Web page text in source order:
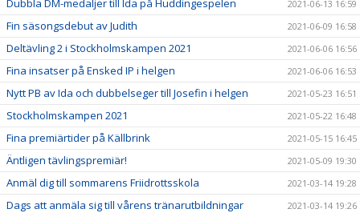
Dubbla DM-medaljer till Ida på Huddingespelen 2021-06-13 16:59
Fin säsongsdebut av Judith 2021-06-09 16:58
Deltävling 2 i Stockholmskampen 2021 2021-06-06 16:56
Fina insatser på Ensked IP i helgen 2021-06-06 16:53
Nytt PB av Ida och dubbelseger till Josefin i helgen 2021-05-23 16:51
Stockholmskampen 2021 2021-05-22 16:48
Fina premiärtider på Källbrink 2021-05-15 16:45
Äntligen tävlingspremiär! 2021-05-09 19:30
Anmäl dig till sommarens Friidrottsskola 2021-03-14 19:28
Dags att anmäla sig till vårens tränarutbildningar 2021-03-14 19:26